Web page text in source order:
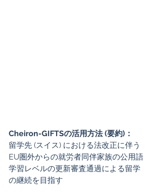
Cheiron-GIFTSの活用方法 (要約)：
留学先 (スイス) における法改正に伴う
EU圏外からの就労者同伴家族の公用語
学習レベルの更新審査通過による留学
の継続を目指す